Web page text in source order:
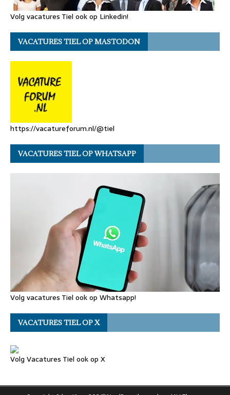
Volg vacatures Tiel ook op Linkedin!
VACATURES TIEL OP MASTODON
https://vacatureforum.nl/@tiel
VACATURES TIEL OP WHATSAPP
Volg vacatures Tiel ook op Whatsapp!
VACATURES TIEL OP X
Volg Vacatures Tiel ook op X